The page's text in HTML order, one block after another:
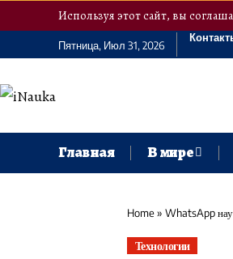
Используя этот сайт, вы
Пятница, Июл 31, 2026
Главная В мире
Home» WhatsApp
Технологии